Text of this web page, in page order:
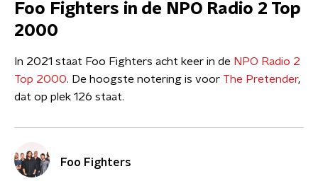
Foo Fighters in de NPO Radio 2 Top
2000
In 2021 staat Foo Fighters acht keer in de NPO Radio 2
Top 2000. De hoogste notering is voor The Pretender,
dat op plek 126 staat.
Foo Fighters